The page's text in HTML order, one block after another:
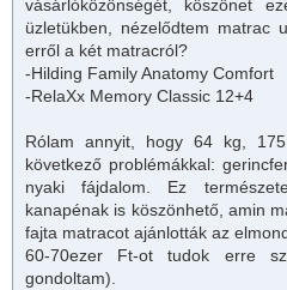
vásárlóközönségét, köszönet
üzletükben, nézelődtem matrac
erről a két matracról?
-Hilding Family Anatomy Comfort
-RelaXx Memory Classic 12+4
Rólam annyit, hogy 64 kg,
következő problémákkal:
nyaki fájdalom. Ez
kanapénak is köszönhető, amin
fajta matracot ajánlották az
60-70ezer Ft-ot tudok erre
gondoltam).